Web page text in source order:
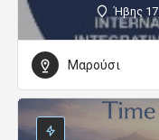
Ήβης 17
Μαρούσι